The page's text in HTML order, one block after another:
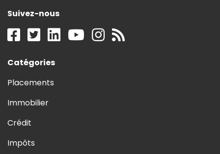
Suivez-nous
Catégories
Placements
Immobilier
Crédit
Impôts